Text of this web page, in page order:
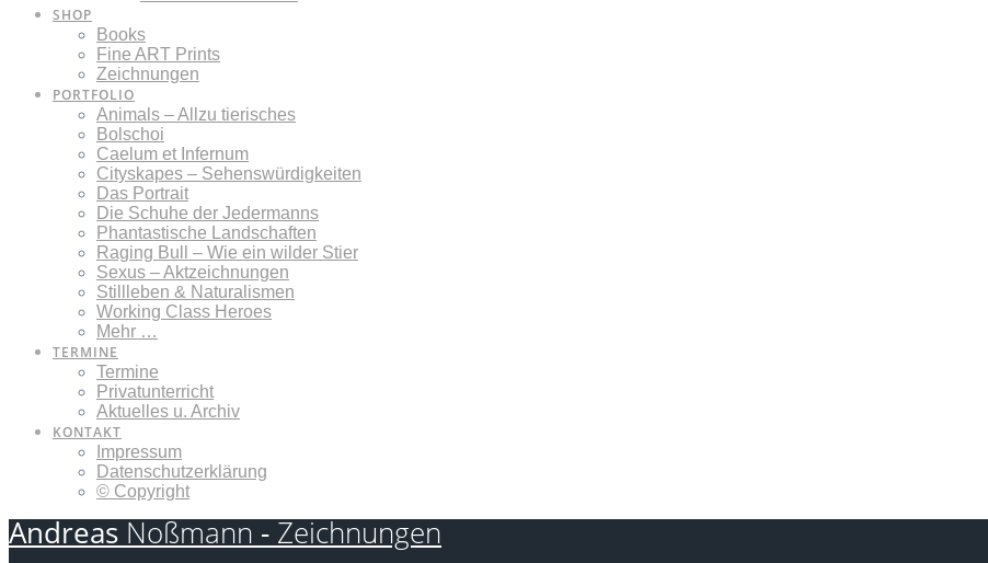
SHOP
Books
Fine ART Prints
Zeichnungen
PORTFOLIO
Animals – Allzu tierisches
Bolschoi
Caelum et Infernum
Cityskapes – Sehenswürdigkeiten
Das Portrait
Die Schuhe der Jedermanns
Phantastische Landschaften
Raging Bull – Wie ein wilder Stier
Sexus – Aktzeichnungen
Stillleben & Naturalismen
Working Class Heroes
Mehr …
TERMINE
Termine
Privatunterricht
Aktuelles u. Archiv
KONTAKT
Impressum
Datenschutzerklärung
© Copyright
Andreas Noßmann - Zeichnungen